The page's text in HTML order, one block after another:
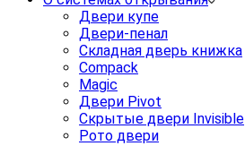
Двери купе
Двери-пенал
Складная дверь книжка
Compack
Magic
Двери Pivot
Скрытые двери Invisible
Рото двери